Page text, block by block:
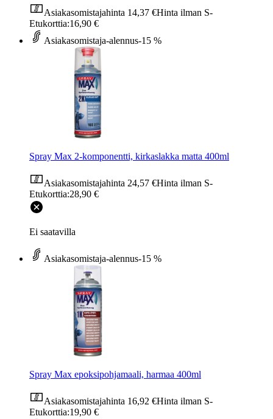
Asiakasomistajahinta 14,37 €Hinta ilman S-
Etukorttia:16,90 €
Asiakasomistaja-alennus-15 %
Spray Max 2-komponentti, kirkaslakka matta 400ml
Asiakasomistajahinta 24,57 €Hinta ilman S-
Etukorttia:28,90 €
Ei saatavilla
Asiakasomistaja-alennus-15 %
Spray Max epoksipohjamaali, harmaa 400ml
Asiakasomistajahinta 16,92 €Hinta ilman S-
Etukorttia:19,90 €